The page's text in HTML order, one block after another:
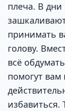
плеча. В
принимать
голову.
всё
помогут вам
избавиться.